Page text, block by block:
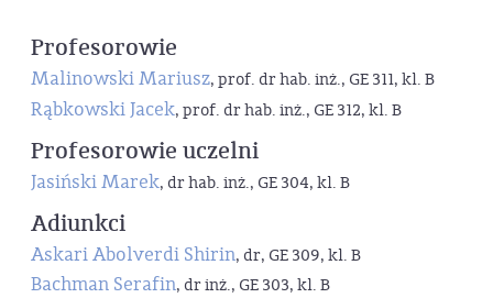
Profesorowie
Malinowski Mariusz, prof. dr hab. inż., GE 311, kl. B
Rąbkowski Jacek, prof. dr hab. inż., GE 312, kl. B
Profesorowie uczelni
Jasiński Marek, dr hab. inż., GE 304, kl. B
Adiunkci
Askari Abolverdi Shirin, dr, GE 309, kl. B
Bachman Serafin, dr inż., GE 303, kl. B